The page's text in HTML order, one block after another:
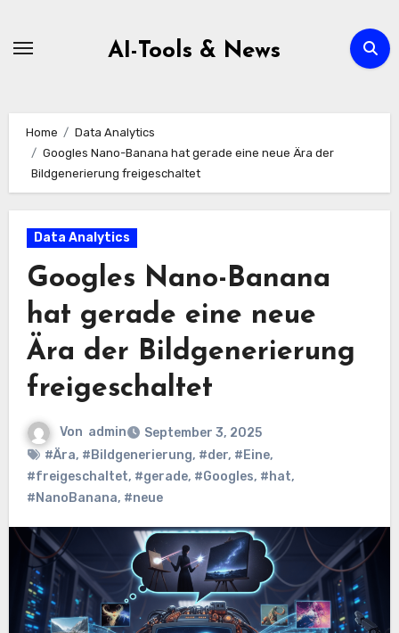
AI-Tools & News
Home
Data Analytics
Googles Nano-Banana hat gerade eine neue Ära der
Bildgenerierung freigeschaltet
Data Analytics
Googles Nano-Banana
hat gerade eine neue
Ära der Bildgenerierung
freigeschaltet
Von admin
September 3, 2025
#Ära, #Bildgenerierung, #der, #Eine,
#freigeschaltet, #gerade, #Googles, #hat,
#NanoBanana, #neue